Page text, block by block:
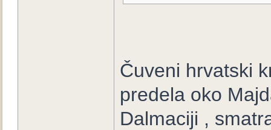
Čuveni hrvatski
predela oko
Dalmaciji ,